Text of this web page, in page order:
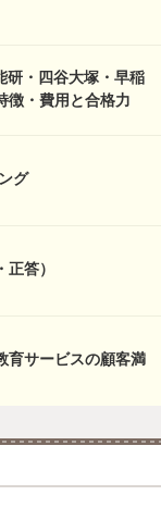
研・四谷大塚・早稲
徴・費用と合格力
グ
答）
育サービスの顧客満